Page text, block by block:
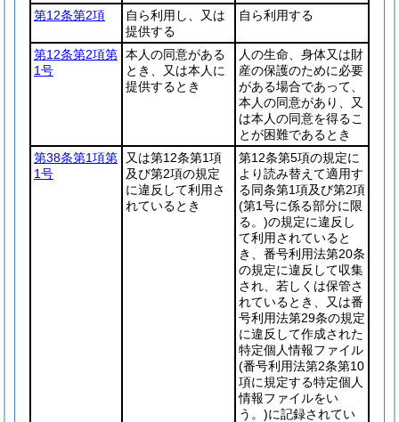
第12条第2項
自ら利用し、又は
提供する
自ら利用する
第12条第2項第
1号
本人の同意がある
とき、又は本人に
提供するとき
人の生命、身体又は財
産の保護のために必要
がある場合であって、
本人の同意があり、又
は本人の同意を得るこ
とが困難であるとき
第38条第1項第
1号
又は第12条第1項
及び第2項の規定
に違反して利用さ
れているとき
第12条第5項の規定に
より読み替えて適用す
る同条第1項及び第2項
(第1号に係る部分に限
る。)の規定に違反し
て利用されていると
き、番号利用法第20条
の規定に違反して収集
され、若しくは保管さ
れているとき、又は番
号利用法第29条の規定
に違反して作成された
特定個人情報ファイル
(番号利用法第2条第10
項に規定する特定個人
情報ファイルをい
う。)に記録されてい